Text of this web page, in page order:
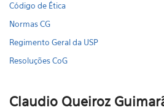
Código de Ética
Normas CG
Regimento Geral da USP
Resoluções CoG
Claudio Queiroz